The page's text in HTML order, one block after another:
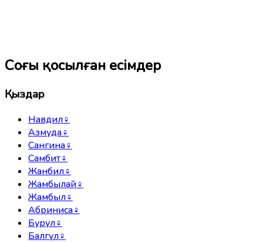
Соңғы қосылған есімдер
Қыздар
Навдил♀
Азмуда♀
Сангина♀
Самбит♀
Жанбил♀
Жамбылай♀
Жамбыл♀
Абриниса♀
Бурул♀
Балгүл♀